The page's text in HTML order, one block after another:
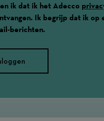
ik dat ik het Adecco
Ik begrijp dat ik op
berichten.